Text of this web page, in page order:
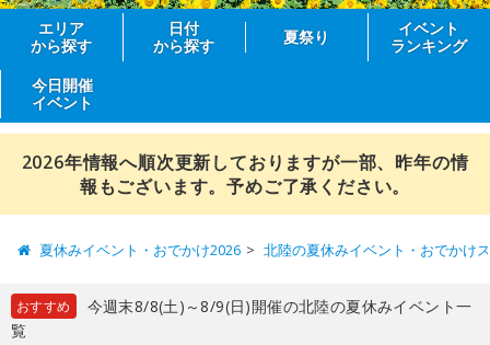
エリア
から探す
日付
から探す
夏祭り
イベント
ランキング
今日開催
イベント
2026年情報へ順次更新しておりますが一部、昨年の情
報もございます。予めご了承ください。
夏休みイベント・おでかけ2026 北陸の夏休みイベント・おでかけ
おすすめ
今週末8/8(土)～8/9(日)開催の北陸の夏休みイベント一
覧